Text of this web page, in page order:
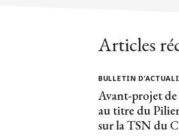
Articles
BULLETIN
Avant-projet
au titre du
sur la TSN du